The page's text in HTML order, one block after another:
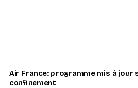
Air France: programme mis à jour
confinement